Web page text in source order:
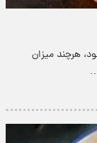
هرچند میزان